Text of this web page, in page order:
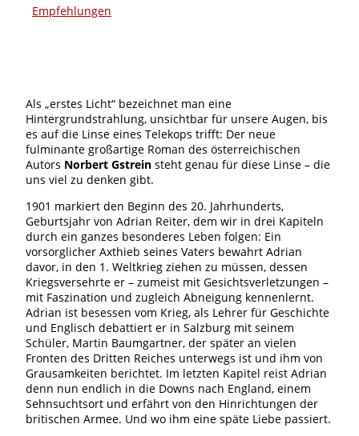
Empfehlungen
Als „erstes Licht“ bezeichnet man eine
Hintergrundstrahlung, unsichtbar für unsere Augen, bis
es auf die Linse eines Telekops trifft: Der neue
fulminante großartige Roman des österreichischen
Autors Norbert Gstrein steht genau für diese Linse – die
uns viel zu denken gibt.
1901 markiert den Beginn des 20. Jahrhunderts,
Geburtsjahr von Adrian Reiter, dem wir in drei Kapiteln
durch ein ganzes besonderes Leben folgen: Ein
vorsorglicher Axthieb seines Vaters bewahrt Adrian
davor, in den 1. Weltkrieg ziehen zu müssen, dessen
Kriegsversehrte er – zumeist mit Gesichtsverletzungen –
mit Faszination und zugleich Abneigung kennenlernt.
Adrian ist besessen vom Krieg, als Lehrer für Geschichte
und Englisch debattiert er in Salzburg mit seinem
Schüler, Martin Baumgartner, der später an vielen
Fronten des Dritten Reiches unterwegs ist und ihm von
Grausamkeiten berichtet. Im letzten Kapitel reist Adrian
denn nun endlich in die Downs nach England, einem
Sehnsuchtsort und erfährt von den Hinrichtungen der
britischen Armee. Und wo ihm eine späte Liebe passiert.